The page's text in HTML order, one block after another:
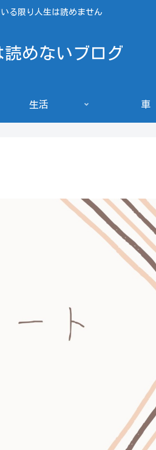
る限り人生は読めません
読めないブログ
生活 車